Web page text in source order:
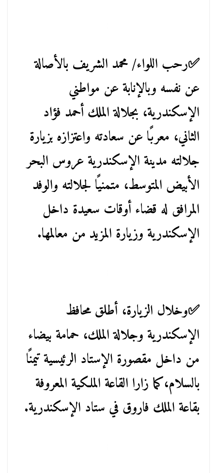
✅️رحب اللواء/ محمد الشريف بالأصالة
عن نفسه وبالإنابة عن مواطني
الإسكندرية، بجلالة الملك أحمد فؤاد
الثاني، معربًا عن سعادته واعتزازه بزيارة
جلالته مدينة الإسكندرية عروس البحر
الأبيض المتوسط، متمنيًا لجلالته والوفد
المرافق له قضاء أوقات سعيدة داخل
الإسكندرية وزيارة المزيد من معالمها.
✅️وخلال الزيارة، أطلق محافظ
الإسكندرية وجلالة الملك، حمامة بيضاء
من داخل مقصورة الإستاد الرئيسية تيمنًا
بالسلام،كما زارا القاعة الملكية المعروفة
بقاعة الملك فاروق في ستاد الإسكندرية.